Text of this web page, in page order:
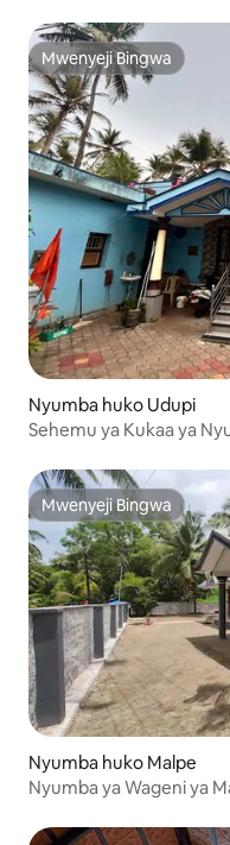
Mwenyeji Bingwa
Mwenyeji Bingwa
Nyumba huko Udupi
Sehemu ya Kukaa ya
Mwenyeji Bingwa
Mwenyeji Bingwa
Nyumba huko Malpe
Nyumba ya Wageni ya